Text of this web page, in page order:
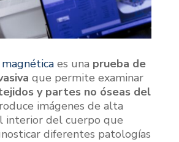
magnética es una prueba de
que permite examinar
y partes no óseas del
imágenes de alta
interior del cuerpo que
diferentes patologías